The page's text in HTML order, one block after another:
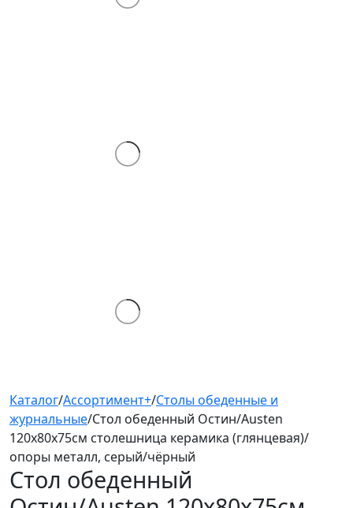
Каталог/Ассортимент+/Столы обеденные и
журнальные/Стол обеденный Остин/Austen
120х80х75см столешница керамика (глянцевая)/
опоры металл, серый/чёрный
Стол обеденный